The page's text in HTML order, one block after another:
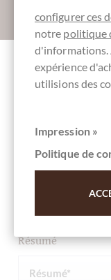
Autres clients
Rédigez la
Merci pour votre
Résumé
configurer ces
notre politique
d'informations.
expérience
utilisions des
Impression »
Politique de